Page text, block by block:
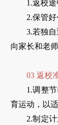
1.返校
2.保管
3.若独
向家长和老
03 返校
1.调整
育运动，以
2.制定